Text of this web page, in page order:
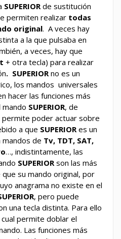
SUPERIOR de sustitución
permiten realizar todas
original. A veces hay
a la que pulsaba en
a veces, hay que
+ otra tecla) para realizar
. SUPERIOR no es un
los mandos universales
hacer las funciones más
SUPERIOR, de
permite poder actuar sobre
a que SUPERIOR es un
de Tv, TDT, SAT,
…, indistintamente, las
SUPERIOR son las más
su mando original, por
anagrama no existe en el
, pero puede
una tecla distinta. Para ello
cual permite doblar el
Las funciones más